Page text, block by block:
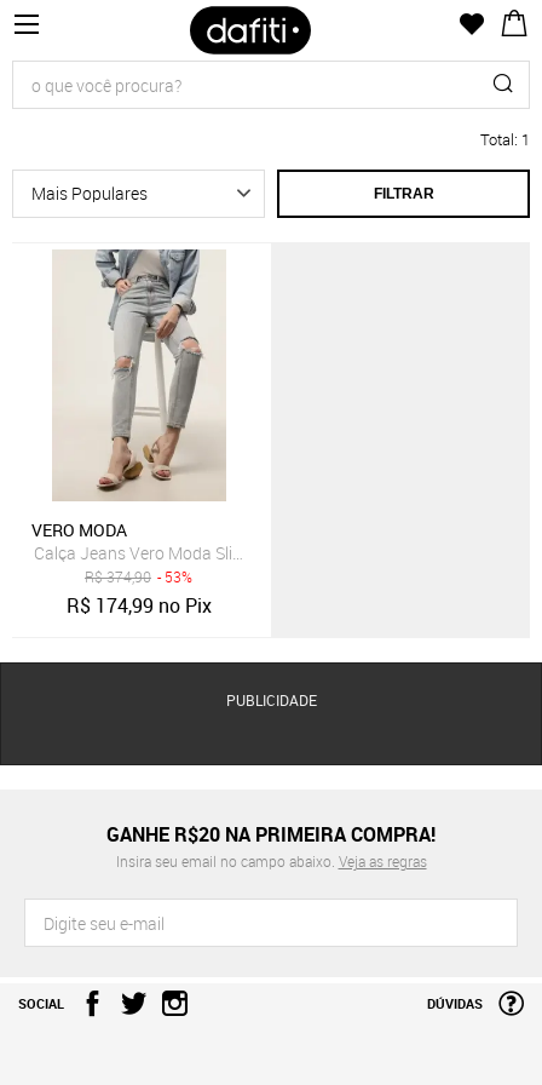
Total: 1
FILTRAR
VERO MODA
Calça Jeans Vero Moda Slim Destroyed Azul
R$374,90 - 53%
R$ 174,99 no Pix
PUBLICIDADE
GANHE R$20 NA PRIMEIRA COMPRA!
Insira seu email no campo abaixo. Veja as regras
SOCIAL DÚVIDAS